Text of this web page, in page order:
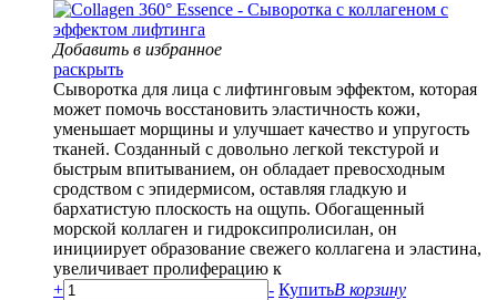
Добавить в избранное
раскрыть
Сыворотка для лица с лифтинговым эффектом, которая
может помочь восстановить эластичность кожи,
уменьшает морщины и улучшает качество и упругость
тканей. Созданный с довольно легкой текстурой и
быстрым впитыванием, он обладает превосходным
сродством с эпидермисом, оставляя гладкую и
бархатистую плоскость на ощупь. Обогащенный
морской коллаген и гидроксипролисилан, он
инициирует образование свежего коллагена и эластина,
увеличивает пролиферацию к
+
- КупитьВ корзину